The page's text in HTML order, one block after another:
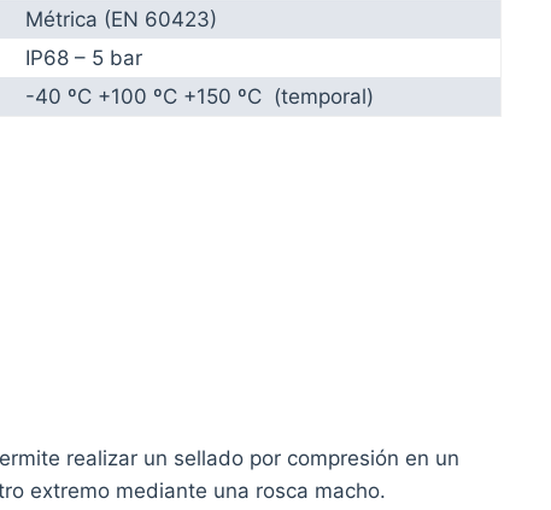
Métrica (EN 60423)
IP68 – 5 bar
-40 ºC +100 ºC +150 ºC (temporal)
realizar un sellado por compresión en un
extremo mediante una rosca macho.